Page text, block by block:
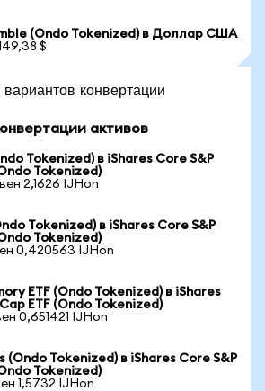
(Ondo Tokenized) в Доллар США
$
конвертации
активов
Tokenized) в iShares Core S&P
Tokenized)
2,1626 IJHon
Tokenized) в iShares Core S&P
Tokenized)
0,420563 IJHon
ETF (Ondo Tokenized) в iShares
ETF (Ondo Tokenized)
0,651421 IJHon
(Ondo Tokenized) в iShares Core S&P
Tokenized)
1,5732 IJHon